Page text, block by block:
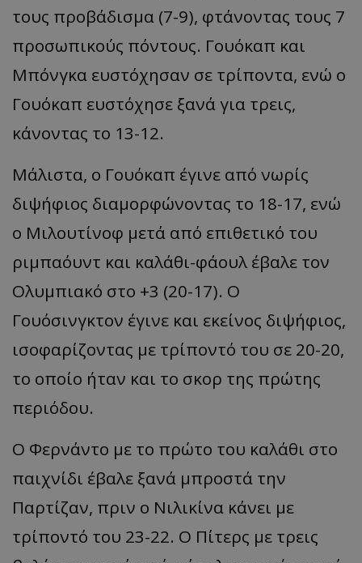
τους προβάδισμα (7-9), φτάνοντας τους 7
προσωπικούς πόντους. Γουόκαπ και
Μπόνγκα ευστόχησαν σε τρίποντα, ενώ ο
Γουόκαπ ευστόχησε ξανά για τρεις,
κάνοντας το 13-12.
Μάλιστα, ο Γουόκαπ έγινε από νωρίς
διψήφιος διαμορφώνοντας το 18-17, ενώ
ο Μιλουτίνοφ μετά από επιθετικό του
ριμπαόυντ και καλάθι-φάουλ έβαλε τον
Ολυμπιακό στο +3 (20-17). Ο
Γουόσινγκτον έγινε και εκείνος διψήφιος,
ισοφαρίζοντας με τρίποντό του σε 20-20,
το οποίο ήταν και το σκορ της πρώτης
περιόδου.
Ο Φερνάντο με το πρώτο του καλάθι στο
παιχνίδι έβαλε ξανά μπροστά την
Παρτίζαν, πριν ο Νιλικίνα κάνει με
τρίποντό του 23-22. Ο Πίτερς με τρεις